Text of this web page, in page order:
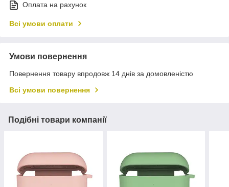
Оплата на рахунок
Всі умови оплати
Умови повернення
Повернення товару впродовж 14 днів за домовленістю
Всі умови повернення
Подібні товари компанії